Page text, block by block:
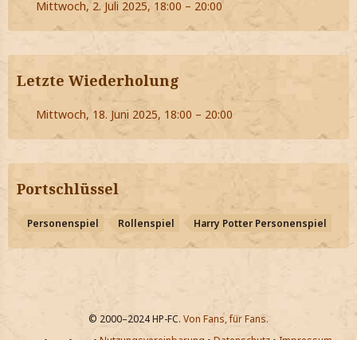
Mittwoch, 2. Juli 2025, 18:00 – 20:00
Letzte Wiederholung
Mittwoch, 18. Juni 2025, 18:00 – 20:00
Portschlüssel
Personenspiel Rollenspiel Harry Potter Personenspiel
© 2000–2024 HP-FC. Von Fans, für Fans.